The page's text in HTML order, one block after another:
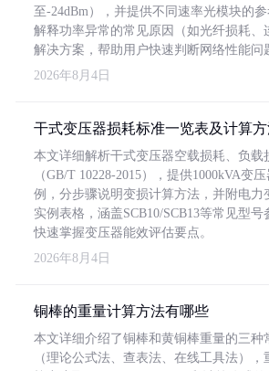
至-24dBm），并提供不同速率光模块的
解释功率异常的常见原因（如光纤损耗、
解决方案，帮助用户快速判断网络性能问
2026年8月4日
干式变压器损耗标准一览表及计算
本文详细解析干式变压器空载损耗、负载
（GB/T 10228-2015），提供1000kVA变
例，分步骤说明变损计算方法，并附电力
实例表格，涵盖SCB10/SCB13等常见型
快速掌握变压器能效评估要点。
2026年8月4日
铜棒的重量计算方法有哪些
本文详细介绍了铜棒和黄铜棒重量的三种
（理论公式法、查表法、在线工具法），